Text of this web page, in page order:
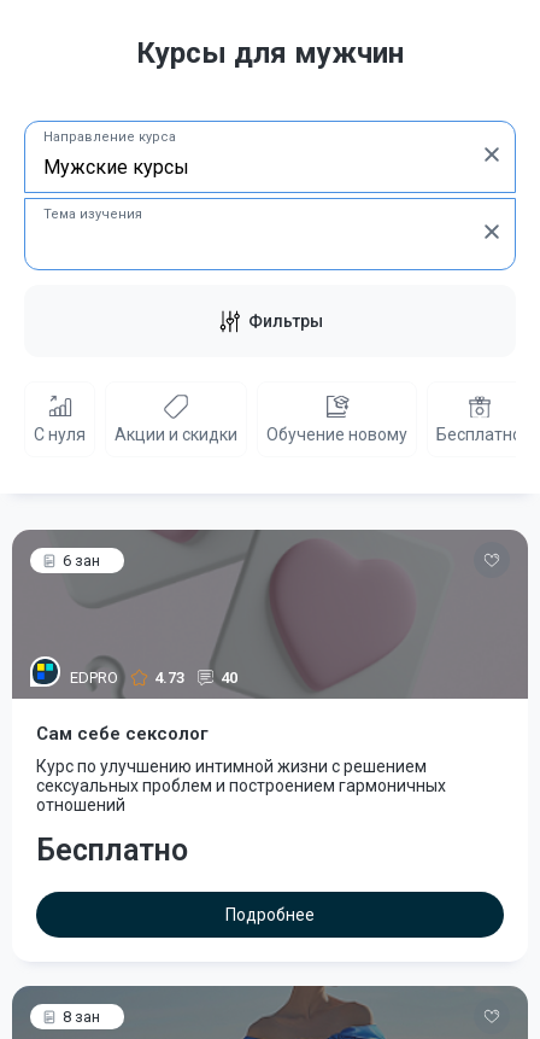
Курсы для мужчин
Направление курса
Тема изучения
Фильтры
С нуля Акции и скидки Обучение новому Бесплатно
6 зан
EDPRO 4.73 40
Сам себе сексолог
Курс по улучшению интимной жизни с решением
сексуальных проблем и построением гармоничных
отношений
Бесплатно
Подробнее
8 зан